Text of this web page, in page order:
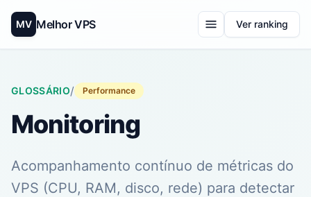
MV Melhor VPS Ver ranking
GLOSSÁRIO/ Performance
Monitoring
Acompanhamento contínuo de métricas do
VPS (CPU, RAM, disco, rede) para detectar